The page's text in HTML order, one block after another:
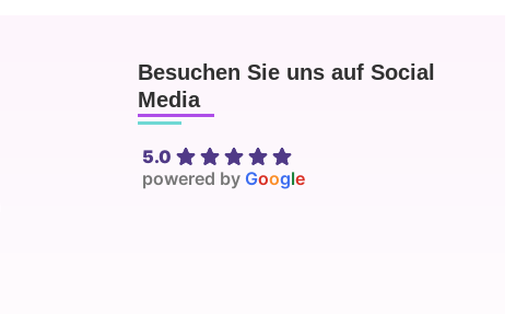
Besuchen Sie uns auf Social
Media
5.0
powered by Google